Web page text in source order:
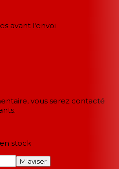
avant l'envoi
vous serez contacté
stock
M'aviser